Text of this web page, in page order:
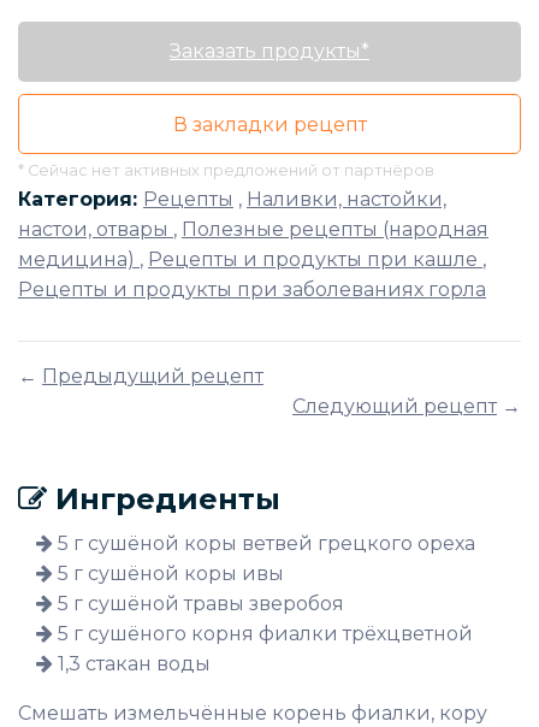
Заказать продукты*
В закладки рецепт
* Сейчас нет активных предложений от партнёров
Категория: Рецепты , Наливки, настойки,
настои, отвары , Полезные рецепты (народная
медицина) , Рецепты и продукты при кашле ,
Рецепты и продукты при заболеваниях горла
← Предыдущий рецепт
Следующий рецепт→
Ингредиенты
5 г сушёной коры ветвей грецкого ореха
5 г сушёной коры ивы
5 г сушёной травы зверобоя
5 г сушёного корня фиалки трёхцветной
1,3 стакан воды
Смешать измельчённые корень фиалки, кору